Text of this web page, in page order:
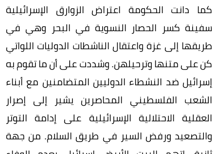
كما دانت الحكومة اعتراض الزوارق الإسرائيلية
سفينة كسر الحصار النسوية في البحر وهي في
طريقها إلى غزة واعتقال الناشطات الدوليات اللواتي
كن على متنها وترحيلهن. وشددت على أن ما تقوم به
إسرائيل ضد النشطاء الدوليين المتضامنين مع أبناء
الشعب الفلسطيني المحاصرين يشير إلى إصرار
العقلية الاحتلالية الإسرائيلية على إدامة التوتر
والتصعيد ورفض السير في طريق السلام. من جهة